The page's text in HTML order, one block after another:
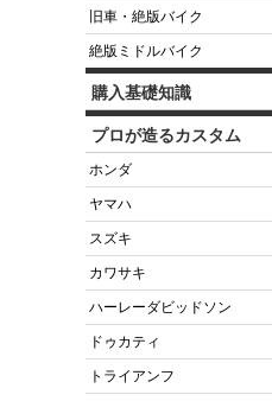
旧車・絶版バイク
絶版ミドルバイク
購入基礎知識
プロが造るカスタム
ホンダ
ヤマハ
スズキ
カワサキ
ハーレーダビッドソン
ドゥカティ
トライアンフ